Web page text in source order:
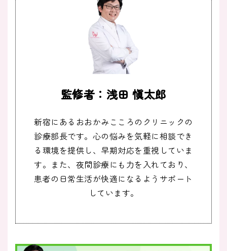
監修者：浅田 愼太郎
新宿にあるおおかみこころのクリニックの
診療部長です。心の悩みを気軽に相談でき
る環境を提供し、早期対応を重視していま
す。また、夜間診療にも力を入れており、
患者の日常生活が快適になるようサポート
しています。